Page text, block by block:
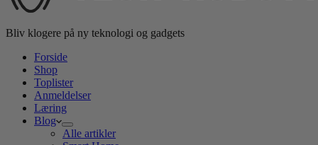
Bliv klogere på ny teknologi og gadgets
Forside
Shop
Toplister
Anmeldelser
Læring
Blog
Alle artikler